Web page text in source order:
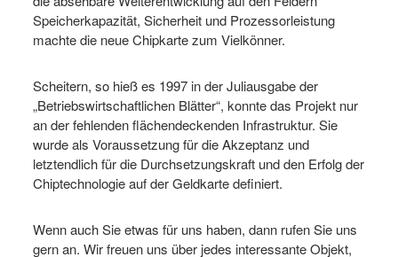
Speicherkapazität, Sicherheit und Prozessorleistung
machte die neue Chipkarte zum Vielkönner.
Scheitern, so hieß es 1997 in der Juliausgabe der
„Betriebswirtschaftlichen Blätter“, konnte das Projekt nur
an der fehlenden flächendeckenden Infrastruktur. Sie
wurde als Voraussetzung für die Akzeptanz und
letztendlich für die Durchsetzungskraft und den Erfolg der
Chiptechnologie auf der Geldkarte definiert.
Wenn auch Sie etwas für uns haben, dann rufen Sie uns
gern an. Wir freuen uns über jedes interessante Objekt,